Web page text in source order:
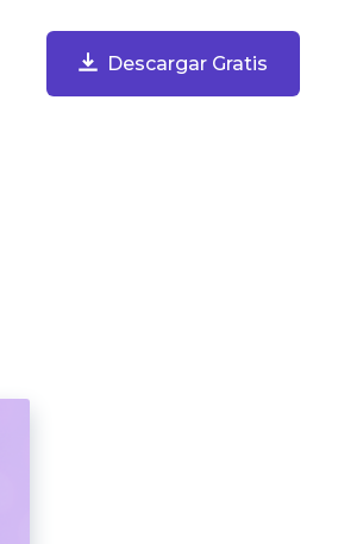
Descargar Gratis
micrófono y audio de
instantáneamente.
pantalla, guárdalas